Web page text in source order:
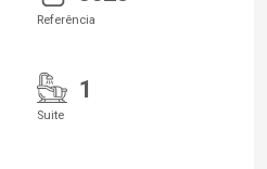
Referência
1
Suite